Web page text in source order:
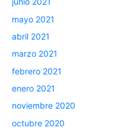
mayo 2021
abril 2021
marzo 2021
febrero 2021
enero 2021
noviembre 2020
octubre 2020